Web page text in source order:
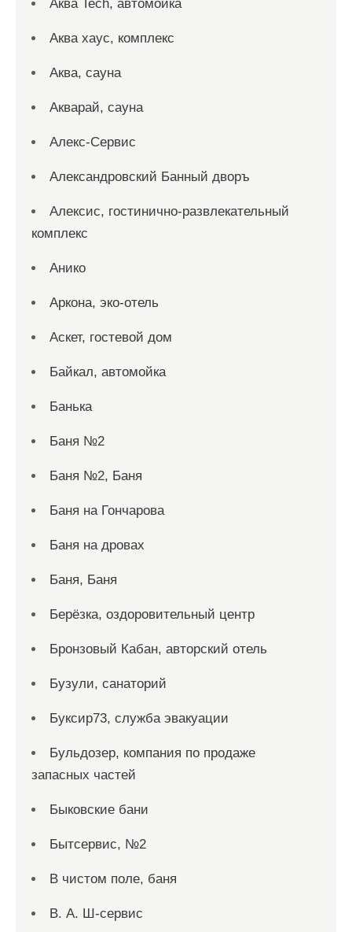
Аква Tech, автомойка
Аква хаус, комплекс
Аква, сауна
Акварай, сауна
Алекс-Сервис
Александровский Банный дворъ
Алексис, гостинично-развлекательный
комплекс
Анико
Аркона, эко-отель
Аскет, гостевой дом
Байкал, автомойка
Банька
Баня №2
Баня №2, Баня
Баня на Гончарова
Баня на дровах
Баня, Баня
Берёзка, оздоровительный центр
Бронзовый Кабан, авторский отель
Бузули, санаторий
Буксир73, служба эвакуации
Бульдозер, компания по продаже
запасных частей
Быковские бани
Бытсервис, №2
В чистом поле, баня
В. А. Ш-сервис